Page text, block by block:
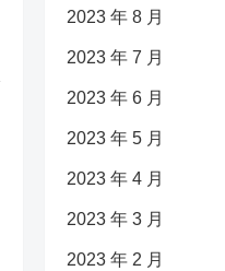
2023 年 8 月
2023 年 7 月
2023 年 6 月
2023 年 5 月
2023 年 4 月
2023 年 3 月
2023 年 2 月